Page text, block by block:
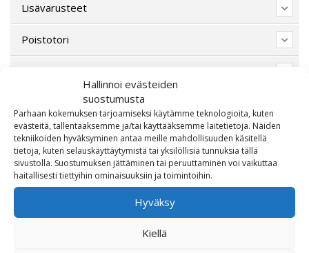
Hallinnoi evästeiden
suostumusta
Parhaan kokemuksen tarjoamiseksi käytämme teknologioita, kuten
evästeitä, tallentaaksemme ja/tai käyttääksemme laitetietoja. Näiden
tekniikoiden hyväksyminen antaa meille mahdollisuuden käsitellä
tietoja, kuten selauskäyttäytymistä tai yksilöllisiä tunnuksia tällä
sivustolla. Suostumuksen jättäminen tai peruuttaminen voi vaikuttaa
haitallisesti tiettyihin ominaisuuksiin ja toimintoihin.
Hyväksy
Kiellä
Lisävarusteet
Poistotori
SW-Motech
Varaosat/Sekalaiset